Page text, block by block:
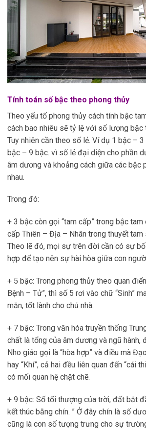
Tính toán số bậc theo phong thủy
Theo yếu tố phong thủy cách tính bậc
cách bao nhiêu sẽ tỷ lệ với số lượng bậc
Tuy nhiên cần theo số lẻ. Ví dụ 1 bậc –
bậc – 9 bậc. vì số lẻ đại diện cho phần
âm dương và khoảng cách giữa các bậc
nhau.
Trong đó:
+ 3 bậc còn gọi “tam cấp” trong bậc tam
cấp Thiên – Địa – Nhân trong thuyết tam
Theo lẽ đó, mọi sự trên đời cần có sự
hợp để tạo nên sự hài hòa giữa con
+ 5 bậc: Trong phong thủy theo quan
Bệnh – Tử”, thì số 5 rơi vào chữ “Sinh”
mắn, tốt lành cho chủ nhà.
+ 7 bậc: Trong văn hóa truyền thống
chất là tổng của âm dương và ngũ hành,
Nho giáo gọi là “hòa hợp” và điều mà
hay “Khí”, cả hai đều liên quan đến “cái
có mối quan hệ chặt chẽ.
+ 9 bậc: Số tối thượng của trời, đất bắt
kết thúc bằng chín. ” Ở đây chín là số
cũng là con số tượng trưng cho sự